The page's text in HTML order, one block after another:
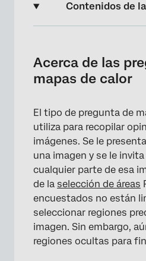
Contenidos de
Cómo configurar una
calor
Formas de regiones
Análisis de datos
Preguntas frequentes
Acerca de las
mapas de calor
El tipo de pregunta de
utiliza para recopilar
imágenes. Se le
una imagen y se le
cualquier parte de esa
de la selección de áreas
encuestados no están
seleccionar regiones
imagen. Sin embargo,
regiones ocultas para